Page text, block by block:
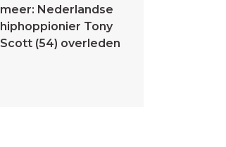
meer: Nederlandse
hiphoppionier Tony
Scott (54) overleden